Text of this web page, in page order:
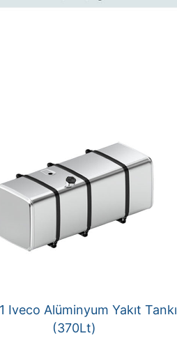
Iveco Alüminyum Yakıt Tankı
(370Lt)